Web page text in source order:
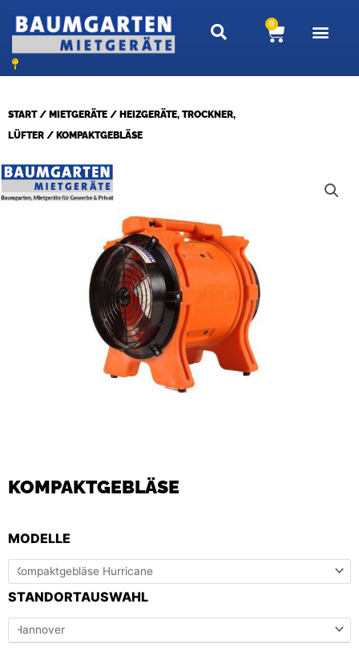
Inhalt
springen
0
START/ MIETGERÄTE / HEIZGERÄTE, TROCKNER,
LÜFTER / KOMPAKTGEBLÄSE
KOMPAKTGEBLÄSE
MODELLE
STANDORTAUSWAHL
KOMPAKTGEBLÄSE
MENGE